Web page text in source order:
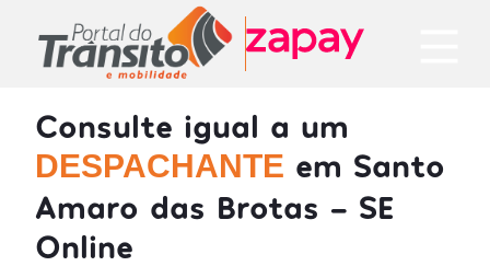
Consulte igual a um
DESPACHANTE em Santo
Amaro das Brotas - SE
Online